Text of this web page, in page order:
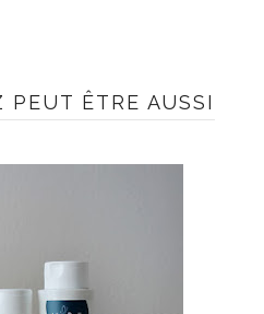
PEUT ÊTRE AUSSI